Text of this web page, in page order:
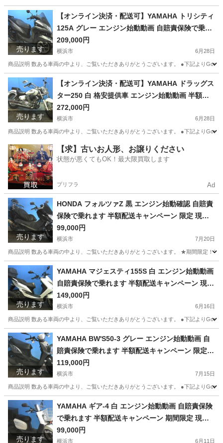
神奈川 横浜市 ホンダ エンジン
売ります
【オンライン決済・配送可】YAMAHA トリシティ
125A グレー エンジン始動動画 自賠責保険で乗れ
ます 半額配送キャンペーン 現状渡し諸経費￥0 横
浜 P-Yard 045-507-6300 ヤマハ発動機
209,000円
横浜市 6月28日
商品説明 数ある車両の中より、ご覧いただきありがとうございます。 ●下記より
神奈川 横浜市 ヤマハ トリシティ
売ります
【オンライン決済・配送可】YAMAHA ドラッグス
ター250 白 格安提供車 エンジン始動動画 半額配
送キャンペーン 期間限定 現状渡し諸経費￥0- 横
浜 P-Yard
272,000円
横浜市 6月28日
商品説明 数ある車両の中より、ご覧いただきありがとうございます。 ●下記より
神奈川 横浜市 ヤマハ ドラッグスター
【求】古いお人形、お譲りください
状態が悪くてもOK！最大限買取します
プリフラ Ad
売ります
HONDA フォルツァZ 黒 エンジン始動確認 自賠責
保険で乗れます 半額配送キャンペーン 限定 現状
渡し諸経費￥0- 横浜 P-Yard
99,000円
横浜市 7月20日
商品説明 数ある車両の中より、ご覧いただきありがとうございます。 ★期間限定
神奈川 横浜市 エンジン
売ります
YAMAHA マジェスティ155S 白 エンジン始動動画
自賠責保険で乗れます 半額配送キャンペーン 現状
渡し諸経費￥0- 横浜 P-Yard
149,000円
横浜市 6月16日
商品説明 数ある車両の中より、ご覧いただきありがとうございます。 ●下記より
神奈川 横浜市
売ります
YAMAHA BW'S50-3 グレー エンジン始動動画 自
賠責保険で乗れます 半額配送キャンペーン 限定
現状渡し諸経費￥0- 横浜 P-Yard
119,000円
横浜市 7月15日
商品説明 数ある車両の中より、ご覧いただきありがとうございます。 ●下記より
神奈川 横浜市 エンジン
売ります
YAMAHA ギア-4 白 エンジン始動動画 自賠責保険
で乗れます 半額配送キャンペーン 期間限定 現状
渡し諸経費￥0 横浜 P-Yard
99,000円
横浜市 6月11日